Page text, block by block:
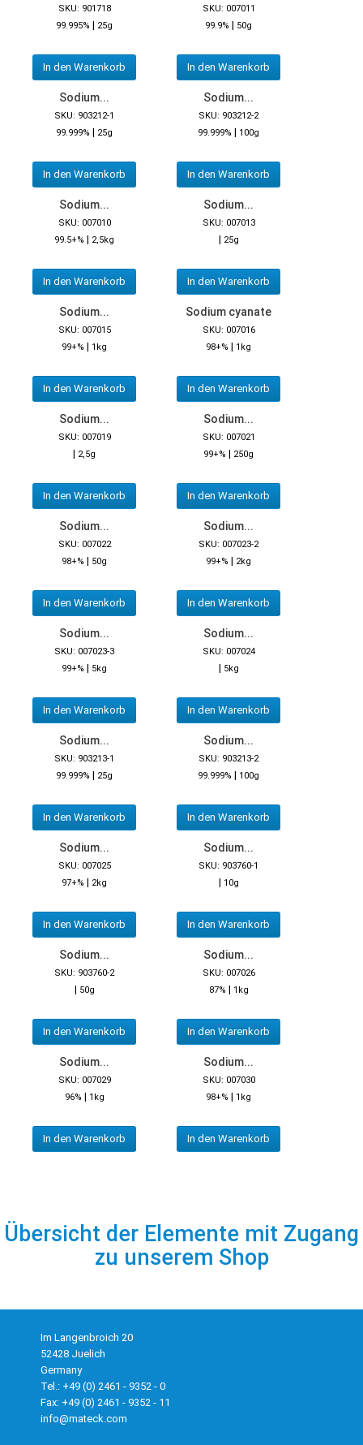
SKU: 901718
99.995% | 25g
In den Warenkorb
SKU: 007011
99.9% | 50g
In den Warenkorb
Sodium...
SKU: 903212-1
99.999% | 25g
In den Warenkorb
Sodium...
SKU: 903212-2
99.999% | 100g
In den Warenkorb
Sodium...
SKU: 007010
99.5+% | 2,5kg
In den Warenkorb
Sodium...
SKU: 007013
| 25g
In den Warenkorb
Sodium...
SKU: 007015
99+% | 1kg
In den Warenkorb
Sodium cyanate
SKU: 007016
98+% | 1kg
In den Warenkorb
Sodium...
SKU: 007019
| 2,5g
In den Warenkorb
Sodium...
SKU: 007021
99+% | 250g
In den Warenkorb
Sodium...
SKU: 007022
98+% | 50g
In den Warenkorb
Sodium...
SKU: 007023-2
99+% | 2kg
In den Warenkorb
Sodium...
SKU: 007023-3
99+% | 5kg
In den Warenkorb
Sodium...
SKU: 007024
| 5kg
In den Warenkorb
Sodium...
SKU: 903213-1
99.999% | 25g
In den Warenkorb
Sodium...
SKU: 903213-2
99.999% | 100g
In den Warenkorb
Sodium...
SKU: 007025
97+% | 2kg
In den Warenkorb
Sodium...
SKU: 903760-1
| 10g
In den Warenkorb
Sodium...
SKU: 903760-2
| 50g
In den Warenkorb
Sodium...
SKU: 007026
87% | 1kg
In den Warenkorb
Sodium...
SKU: 007029
96% | 1kg
In den Warenkorb
Sodium...
SKU: 007030
98+% | 1kg
In den Warenkorb
Übersicht der Elemente mit Zugang
zu unserem Shop
Im Langenbroich 20
52428 Juelich
Germany
Tel.: +49 (0) 2461 - 9352 - 0
Fax: +49 (0) 2461 - 9352 - 11
info@mateck.com